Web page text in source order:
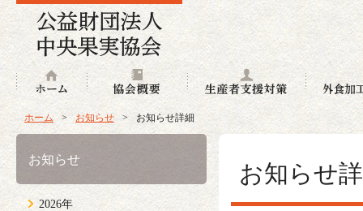
ホーム > お知らせ > お知らせ詳細
お知らせ
2026年
お知らせ